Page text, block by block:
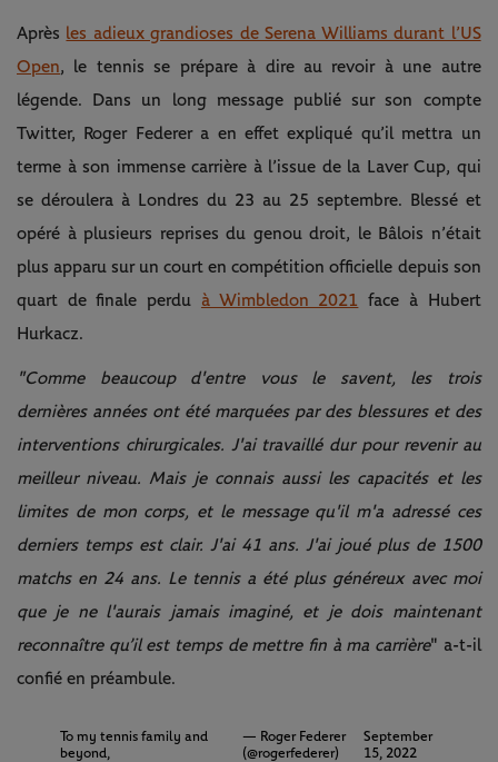
Après les adieux grandioses de Serena Williams durant l’US
Open, le tennis se prépare à dire au revoir à une autre
légende. Dans un long message publié sur son compte
Twitter, Roger Federer a en effet expliqué qu’il mettra un
terme à son immense carrière à l’issue de la Laver Cup, qui
se déroulera à Londres du 23 au 25 septembre. Blessé et
opéré à plusieurs reprises du genou droit, le Bâlois n’était
plus apparu sur un court en compétition officielle depuis son
quart de finale perdu à Wimbledon 2021 face à Hubert
Hurkacz.
"Comme beaucoup d'entre vous le savent, les trois
dernières années ont été marquées par des blessures et des
interventions chirurgicales. J'ai travaillé dur pour revenir au
meilleur niveau. Mais je connais aussi les capacités et les
limites de mon corps, et le message qu'il m'a adressé ces
derniers temps est clair. J'ai 41 ans. J'ai joué plus de 1500
matchs en 24 ans. Le tennis a été plus généreux avec moi
que je ne l'aurais jamais imaginé, et je dois maintenant
reconnaître qu’il est temps de mettre fin à ma carrière" a-t-il
confié en préambule.
To my tennis family and
beyond,
— Roger Federer
(@rogerfederer)
September
15, 2022